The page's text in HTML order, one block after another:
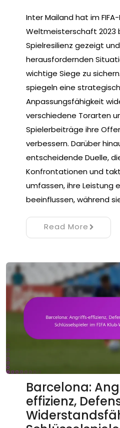
Inter Mailand hat im
Weltmeisterschaft 2023
Spielresilienz gezeigt
herausfordernden
wichtige Siege zu
spiegeln eine
Anpassungsfähigkeit
verschiedene Torarten
Spielerbeiträge ihre
verbessern. Darüber
entscheidende Duelle,
Konfrontationen und
umfassen, ihre Leistung
beeinflussen, während
Read More
Barcelona:
effizienz,